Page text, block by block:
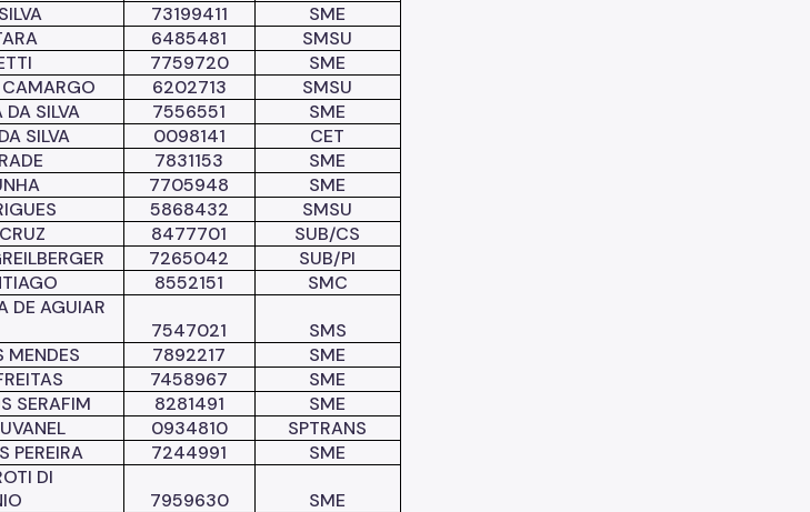
73199411
SME
6485481
SMSU
7759720
SME
CAMARGO
6202713
SMSU
DA SILVA
7556551
SME
SILVA
0098141
CET
7831153
SME
7705948
SME
5868432
SMSU
8477701
SUB/CS
7265042
SUB/PI
8552151
SMC
DE AGUIAR
7547021
SMS
MENDES
7892217
SME
7458967
SME
SERAFIM 8281491
SME
0934810
SPTRANS
PEREIRA
7244991
SME
DI
7959630
SME